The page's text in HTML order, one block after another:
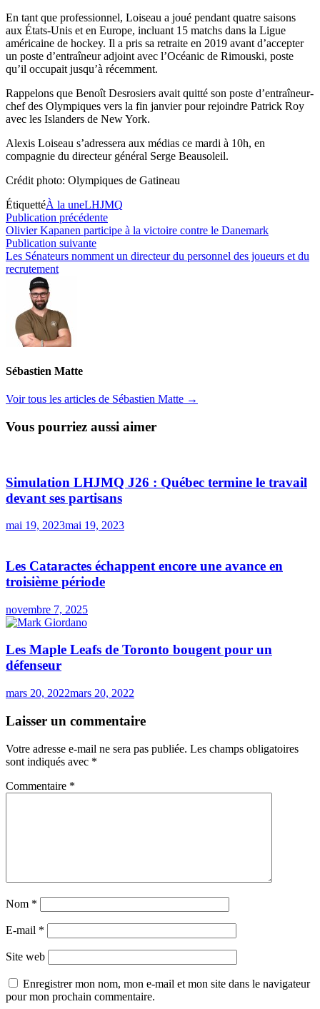
En tant que professionnel, Loiseau a joué pendant quatre saisons
aux États-Unis et en Europe, incluant 15 matchs dans la Ligue
américaine de hockey. Il a pris sa retraite en 2019 avant d’accepter
un poste d’entraîneur adjoint avec l’Océanic de Rimouski, poste
qu’il occupait jusqu’à récemment.
Rappelons que Benoît Desrosiers avait quitté son poste d’entraîneur-
chef des Olympiques vers la fin janvier pour rejoindre Patrick Roy
avec les Islanders de New York.
Alexis Loiseau s’adressera aux médias ce mardi à 10h, en
compagnie du directeur général Serge Beausoleil.
Crédit photo: Olympiques de Gatineau
ÉtiquettéÀ la uneLHJMQ
Navigation
de
l’article
Publication précédentePublication
précédente :
Olivier Kapanen participe à la victoire contre le Danemark
Publication suivantePublication
suivante :
Les Sénateurs nomment un directeur du personnel des joueurs et du
recrutement
Sébastien Matte
Voir tous les articles de Sébastien Matte →
Vous pourriez aussi aimer
Simulation LHJMQ J26 : Québec termine le travail
devant ses partisans
mai 19, 2023mai 19, 2023
Les Cataractes échappent encore une avance en
troisième période
novembre 7, 2025
Les Maple Leafs de Toronto bougent pour un
défenseur
mars 20, 2022mars 20, 2022
Laisser un commentaire
Votre adresse e-mail ne sera pas publiée. Les champs obligatoires
sont indiqués avec *
Commentaire *
Nom *
E-mail *
Site web
Enregistrer mon nom, mon e-mail et mon site dans le navigateur
pour mon prochain commentaire.